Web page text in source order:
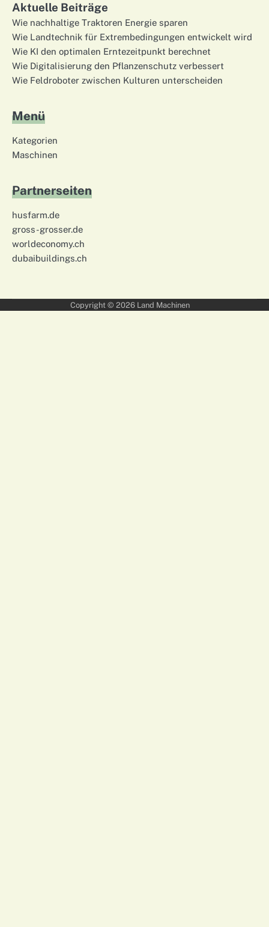
Aktuelle Beiträge
Wie nachhaltige Traktoren Energie sparen
Wie Landtechnik für Extrembedingungen entwickelt wird
Wie KI den optimalen Erntezeitpunkt berechnet
Wie Digitalisierung den Pflanzenschutz verbessert
Wie Feldroboter zwischen Kulturen unterscheiden
Menü
Kategorien
Maschinen
Partnerseiten
husfarm.de
gross-grosser.de
worldeconomy.ch
dubaibuildings.ch
Copyright © 2026 Land Machinen